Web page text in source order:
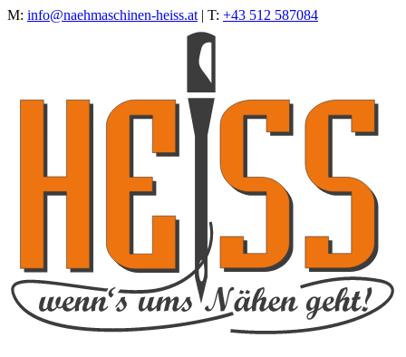
M: info@naehmaschinen-heiss.at | T: +43 512 587084